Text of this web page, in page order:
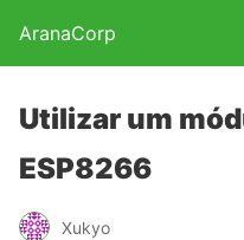
AranaCorp
Utilizar um
ESP8266
Xukyo